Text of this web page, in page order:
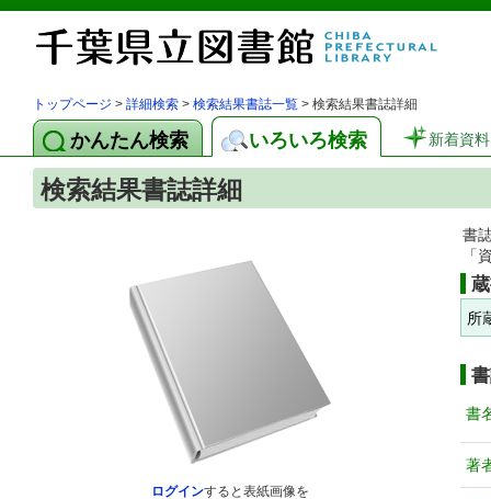
トップページ > 詳細検索 > 検索結果書誌一覧 > 検索結果書誌詳細
かんたん検索 いろいろ検索 新着資料
検索結果書誌詳細
ログインすると表紙画像を
書
「
所
書
著